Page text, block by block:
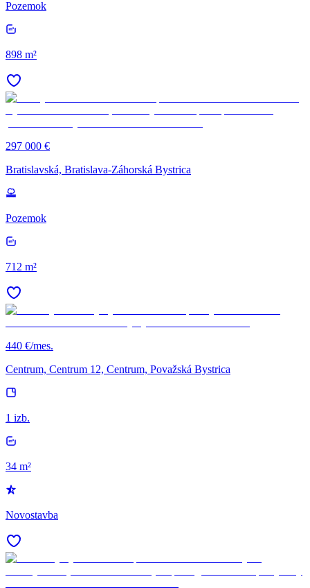
Pozemok
898 m²
297 000 €
Bratislavská, Bratislava-Záhorská Bystrica
Pozemok
712 m²
440 €/mes.
Centrum, Centrum 12, Centrum, Považská Bystrica
1 izb.
34 m²
Novostavba